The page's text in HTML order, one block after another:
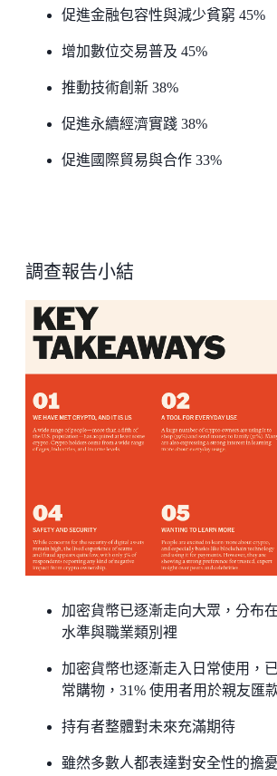
促進金融包容性與減少貧窮 45%
增加數位交易普及 45%
推動技術創新 38%
促進永續經濟實踐 38%
促進國際貿易與合作 33%
調查報告小結
加密貨幣已逐漸走向大眾，分布
水準與職業類別裡
加密貨幣也逐漸走入日常使用，
常購物，31% 使用者用於親友匯
持有者整體對未來充滿期待
雖然多數人都表達對安全性的擔